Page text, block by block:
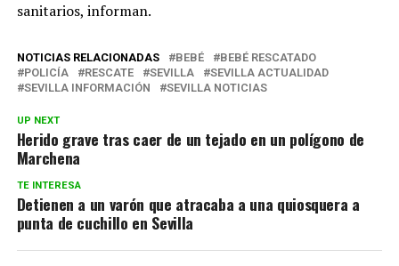
sanitarios, informan.
NOTICIAS RELACIONADAS BEBÉ
BEBÉ RESCATADO
POLICÍA
RESCATE SEVILLA
SEVILLA ACTUALIDAD
SEVILLA INFORMACIÓN
SEVILLA NOTICIAS
UP NEXT
Herido grave tras caer de un tejado en un polígono de
Marchena
TE INTERESA
Detienen a un varón que atracaba a una quiosquera a
punta de cuchillo en Sevilla